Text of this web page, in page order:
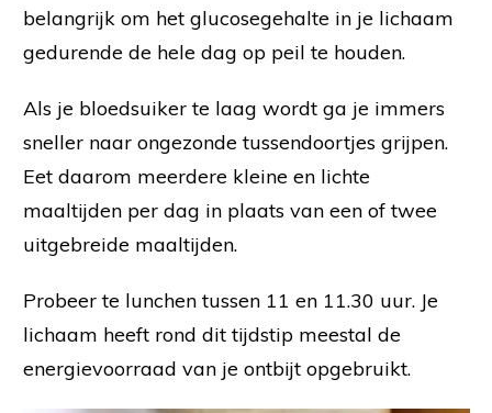
belangrijk om het glucosegehalte in je lichaam
gedurende de hele dag op peil te houden.
Als je bloedsuiker te laag wordt ga je immers
sneller naar ongezonde tussendoortjes grijpen.
Eet daarom meerdere kleine en lichte
maaltijden per dag in plaats van een of twee
uitgebreide maaltijden.
Probeer te lunchen tussen 11 en 11.30 uur. Je
lichaam heeft rond dit tijdstip meestal de
energievoorraad van je ontbijt opgebruikt.